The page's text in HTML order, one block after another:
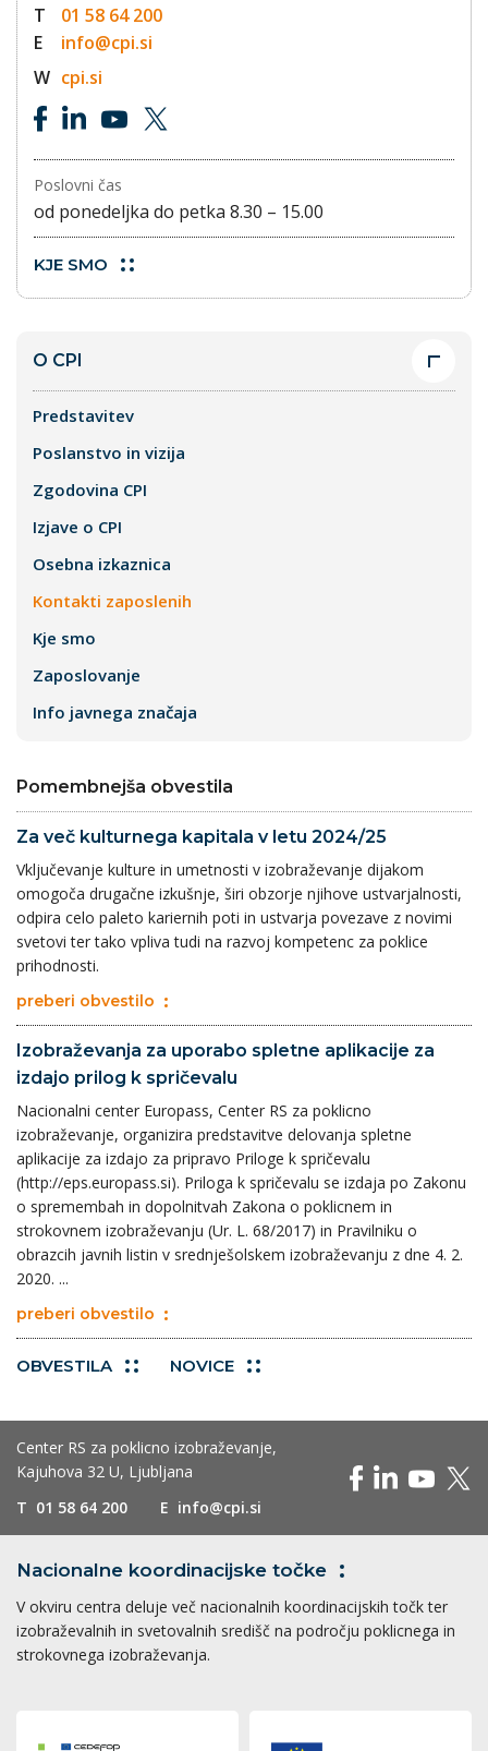
T
01 58 64 200
E
info@cpi.si
W cpi.si
Poslovni čas
od ponedeljka do petka 8.30 – 15.00
KJE SMO
O CPI
Predstavitev
Poslanstvo in vizija
Zgodovina CPI
Izjave o CPI
Osebna izkaznica
Kontakti zaposlenih
Kje smo
Zaposlovanje
Info javnega značaja
Pomembnejša obvestila
Za več kulturnega kapitala v letu 2024/25
Vključevanje kulture in umetnosti v izobraževanje dijakom
omogoča drugačne izkušnje, širi obzorje njihove ustvarjalnosti,
odpira celo paleto kariernih poti in ustvarja povezave z novimi
svetovi ter tako vpliva tudi na razvoj kompetenc za poklice
prihodnosti.
preberi obvestilo
Izobraževanja za uporabo spletne aplikacije za
izdajo prilog k spričevalu
Nacionalni center Europass, Center RS za poklicno
izobraževanje, organizira predstavitve delovanja spletne
aplikacije za izdajo za pripravo Priloge k spričevalu
(http://eps.europass.si). Priloga k spričevalu se izdaja po Zakonu
o spremembah in dopolnitvah Zakona o poklicnem in
strokovnem izobraževanju (Ur. L. 68/2017) in Pravilniku o
obrazcih javnih listin v srednješolskem izobraževanju z dne 4. 2.
2020. ...
preberi obvestilo
OBVESTILA NOVICE
Center RS za poklicno izobraževanje,
Kajuhova 32 U, Ljubljana
T 01 58 64 200 E info@cpi.si
Nacionalne koordinacijske točke
V okviru centra deluje več nacionalnih koordinacijskih točk ter
izobraževalnih in svetovalnih središč na področju poklicnega in
strokovnega izobraževanja.